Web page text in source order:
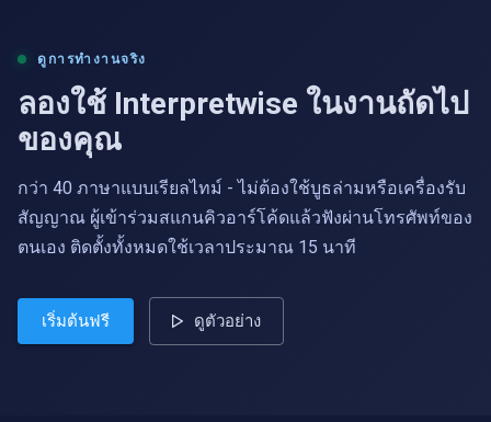
ดูการทำงานจริง
ลองใช้ Interpretwise ในงานถัดไป
ของคุณ
กว่า 40 ภาษาแบบเรียลไทม์ - ไม่ต้องใช้บูธล่ามหรือเครื่องรับ
สัญญาณ ผู้เข้าร่วมสแกนคิวอาร์โค้ดแล้วฟังผ่านโทรศัพท์ของ
ตนเอง ติดตั้งทั้งหมดใช้เวลาประมาณ 15 นาที
เริ่มต้นฟรี ดูตัวอย่าง